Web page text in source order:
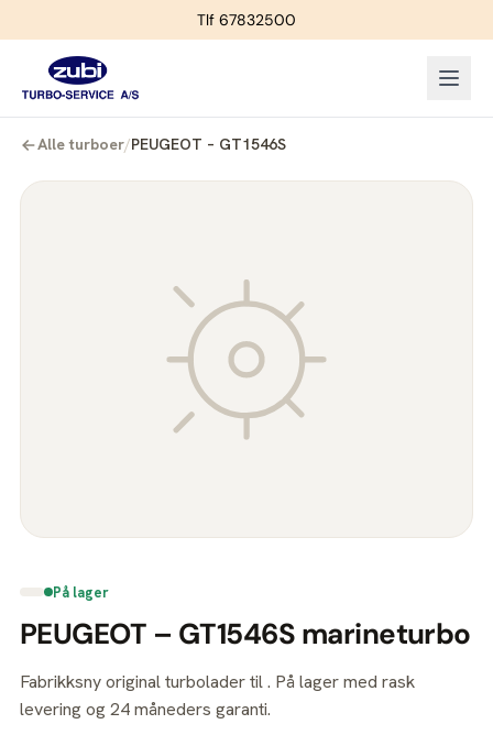
Tlf 67832500
Alle turboer/PEUGEOT – GT1546S
På lager
PEUGEOT – GT1546S marineturbo
Fabrikksny original turbolader til . På lager med rask
levering og 24 måneders garanti.